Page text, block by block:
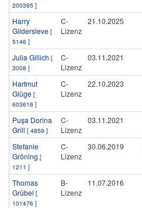
200395 ]
Harry
Gildersleve [
5146 ]
C-
Lizenz
21.10.2025
Julia Gillich [
3008 ]
C-
Lizenz
03.11.2021
Hartmut
Glüge [
603616 ]
C-
Lizenz
22.10.2023
Puşa Dorina
Grill [ 4859 ]
C-
Lizenz
03.11.2021
Stefanie
Gröning [
1211 ]
C-
Lizenz
30.06.2019
Thomas
Grübel [
101476 ]
B-
Lizenz
11.07.2016